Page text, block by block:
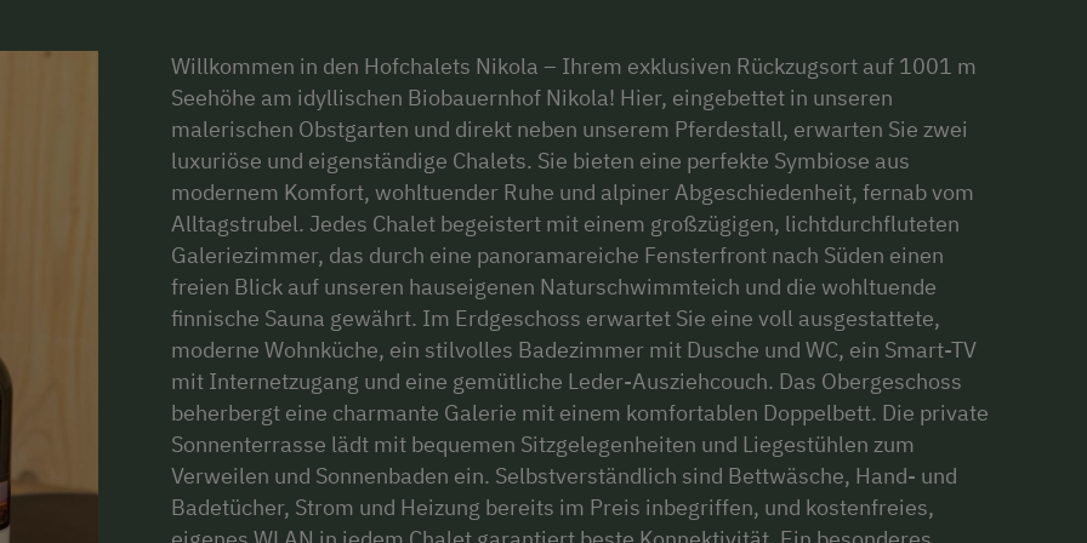
Willkommen in den Hofchalets Nikola – Ihrem exklusiven Rückzugsort auf 1001 m
Seehöhe am idyllischen Biobauernhof Nikola! Hier, eingebettet in unseren
malerischen Obstgarten und direkt neben unserem Pferdestall, erwarten Sie zwei
luxuriöse und eigenständige Chalets. Sie bieten eine perfekte Symbiose aus
modernem Komfort, wohltuender Ruhe und alpiner Abgeschiedenheit, fernab vom
Alltagstrubel. Jedes Chalet begeistert mit einem großzügigen, lichtdurchfluteten
Galeriezimmer, das durch eine panoramareiche Fensterfront nach Süden einen
freien Blick auf unseren hauseigenen Naturschwimmteich und die wohltuende
finnische Sauna gewährt. Im Erdgeschoss erwartet Sie eine voll ausgestattete,
moderne Wohnküche, ein stilvolles Badezimmer mit Dusche und WC, ein Smart-TV
mit Internetzugang und eine gemütliche Leder-Ausziehcouch. Das Obergeschoss
beherbergt eine charmante Galerie mit einem komfortablen Doppelbett. Die private
Sonnenterrasse lädt mit bequemen Sitzgelegenheiten und Liegestühlen zum
Verweilen und Sonnenbaden ein. Selbstverständlich sind Bettwäsche, Hand- und
Badetücher, Strom und Heizung bereits im Preis inbegriffen, und kostenfreies,